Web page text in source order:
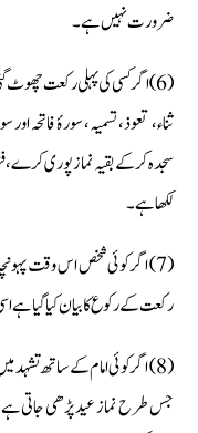
ضرورت نہیں ہے۔
(6) اگر کسی کی پہلی رکعت چھوٹ
ثناء، تعوذ، تسمیہ، سورۂ فاتحہ
سجدہ کرکے بقیہ نماز پوری کرے،
لکھا ہے۔
(7) اگر کوئی شخص اس وقت
رکعت کے رکوع کا بیان کیا گیا
(8) اگر کوئی امام کے ساتھ
جس طرح نماز عید پڑھی جاتی ہے